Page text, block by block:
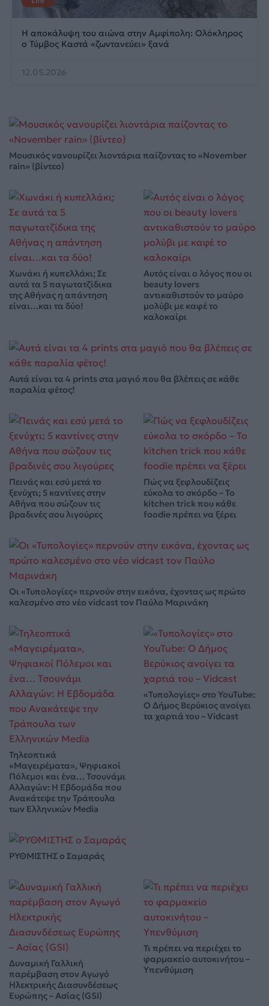
Η αποκάλυψη του αιώνα στην Αμφίπολη: Ολόκληρος
ο Τύμβος Καστά «ζωντανεύει» ξανά
12.05.2026
Μουσικός νανουρίζει λιοντάρια παίζοντας το «November
rain» (βίντεο)
Χωνάκι ή κυπελλάκι; Σε
αυτά τα 5 παγωτατζίδικα
της Αθήνας η απάντηση
είναι…και τα δύο!
Αυτός είναι ο λόγος που οι
beauty lovers
αντικαθιστούν το μαύρο
μολύβι με καφέ το
καλοκαίρι
Αυτά είναι τα 4 prints στα μαγιό που θα βλέπεις σε κάθε
παραλία φέτος!
Πεινάς και εσύ μετά το
ξενύχτι; 5 καντίνες στην
Αθήνα που σώζουν τις
βραδινές σου λιγούρες
Πώς να ξεφλουδίζεις
εύκολα το σκόρδο – Το
kitchen trick που κάθε
foodie πρέπει να ξέρει
Οι «Τυπολογίες» περνούν στην εικόνα, έχοντας ως πρώτο
καλεσμένο στο νέο vidcast τον Παύλο Μαρινάκη
Τηλεοπτικά
«Μαγειρέματα», Ψηφιακοί
Πόλεμοι και ένα… Τσουνάμι
Αλλαγών: Η Εβδομάδα που
Ανακάτεψε την Τράπουλα
των Ελληνικών Media
«Τυπολογίες» στο YouTube:
Ο Δήμος Βερύκιος ανοίγει
τα χαρτιά του – Vidcast
ΡΥΘΜΙΣΤΗΣ ο Σαμαράς
Δυναμική Γαλλική
παρέμβαση στον Αγωγό
Ηλεκτρικής Διασυνδέσεως
Ευρώπης – Ασίας (GSI)
Τι πρέπει να περιέχει το
φαρμακείο αυτοκινήτου –
Υπενθύμιση